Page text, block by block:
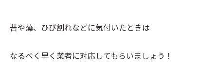
苔や藻、ひび割れなどに気付いたときは
なるべく早く業者に対応してもらいましょう！